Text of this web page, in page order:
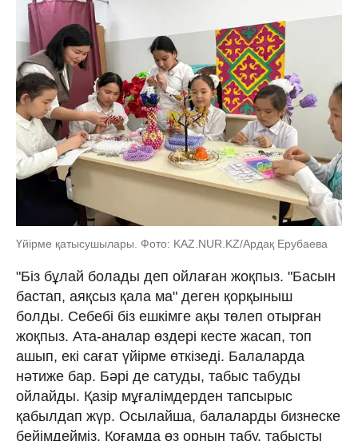
Үйірме қатысушылары. Фото: KAZ.NUR.KZ/Ардақ Ерубаева
"Біз бұлай болады деп ойлаған жоқпыз. "Басын
бастап, аяқсыз қала ма" деген қорқыныш
болды. Себебі біз ешкімге ақы төлеп отырған
жоқпыз. Ата-аналар өздері кесте жасап, топ
ашып, екі сағат үйірме өткізеді. Балаларда
нәтиже бар. Бәрі де сатуды, табыс табуды
ойлайды. Қазір мұғалімдерден тапсырыс
қабылдап жүр. Осылайша, балаларды бизнеске
бейімдейміз. Қоғамда өз орнын табу, табысты